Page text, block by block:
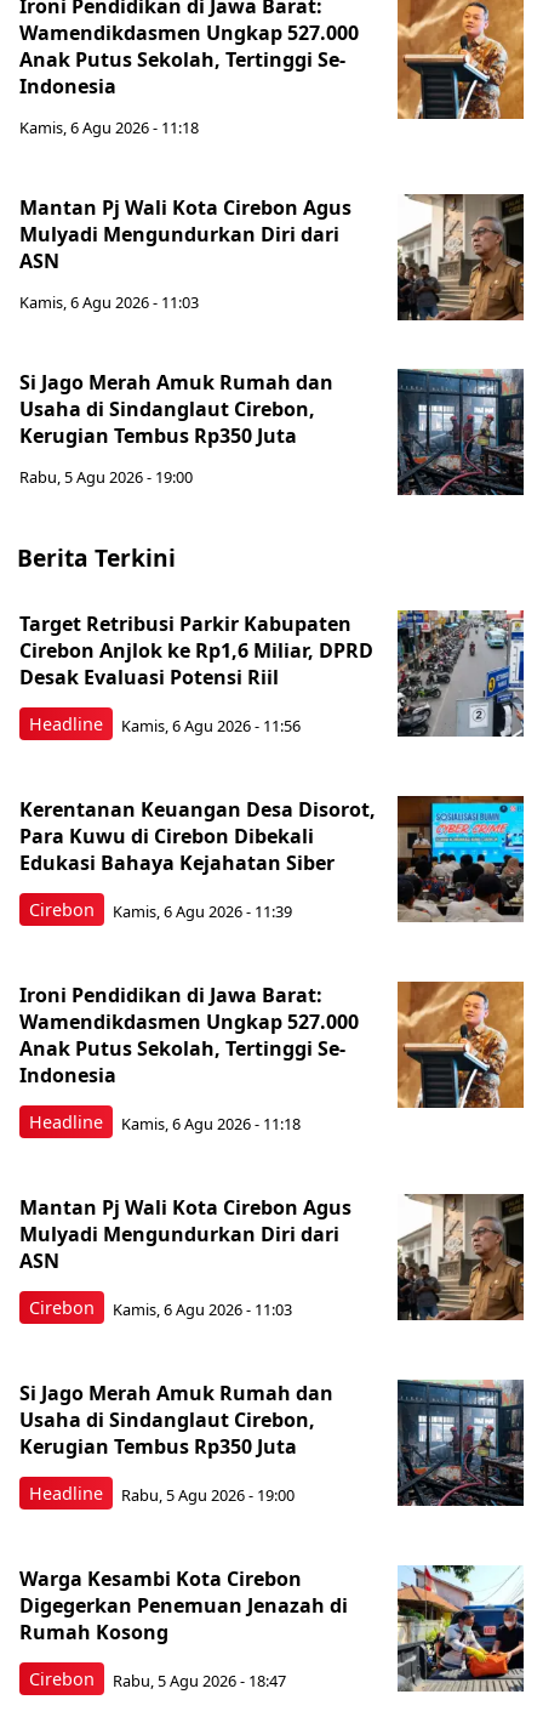
Ironi Pendidikan di Jawa Barat:
Wamendikdasmen Ungkap 527.000
Anak Putus Sekolah, Tertinggi Se-
Indonesia
Kamis, 6 Agu 2026 - 11:18
Mantan Pj Wali Kota Cirebon Agus
Mulyadi Mengundurkan Diri dari
ASN
Kamis, 6 Agu 2026 - 11:03
Si Jago Merah Amuk Rumah dan
Usaha di Sindanglaut Cirebon,
Kerugian Tembus Rp350 Juta
Rabu, 5 Agu 2026 - 19:00
Berita Terkini
Headline
Target Retribusi Parkir Kabupaten
Cirebon Anjlok ke Rp1,6 Miliar, DPRD
Desak Evaluasi Potensi Riil
Kamis, 6 Agu 2026 - 11:56
Cirebon
Kerentanan Keuangan Desa Disorot,
Para Kuwu di Cirebon Dibekali
Edukasi Bahaya Kejahatan Siber
Kamis, 6 Agu 2026 - 11:39
Headline
Ironi Pendidikan di Jawa Barat:
Wamendikdasmen Ungkap 527.000
Anak Putus Sekolah, Tertinggi Se-
Indonesia
Kamis, 6 Agu 2026 - 11:18
Cirebon
Mantan Pj Wali Kota Cirebon Agus
Mulyadi Mengundurkan Diri dari
ASN
Kamis, 6 Agu 2026 - 11:03
Headline
Si Jago Merah Amuk Rumah dan
Usaha di Sindanglaut Cirebon,
Kerugian Tembus Rp350 Juta
Rabu, 5 Agu 2026 - 19:00
Cirebon
Warga Kesambi Kota Cirebon
Digegerkan Penemuan Jenazah di
Rumah Kosong
Rabu, 5 Agu 2026 - 18:47